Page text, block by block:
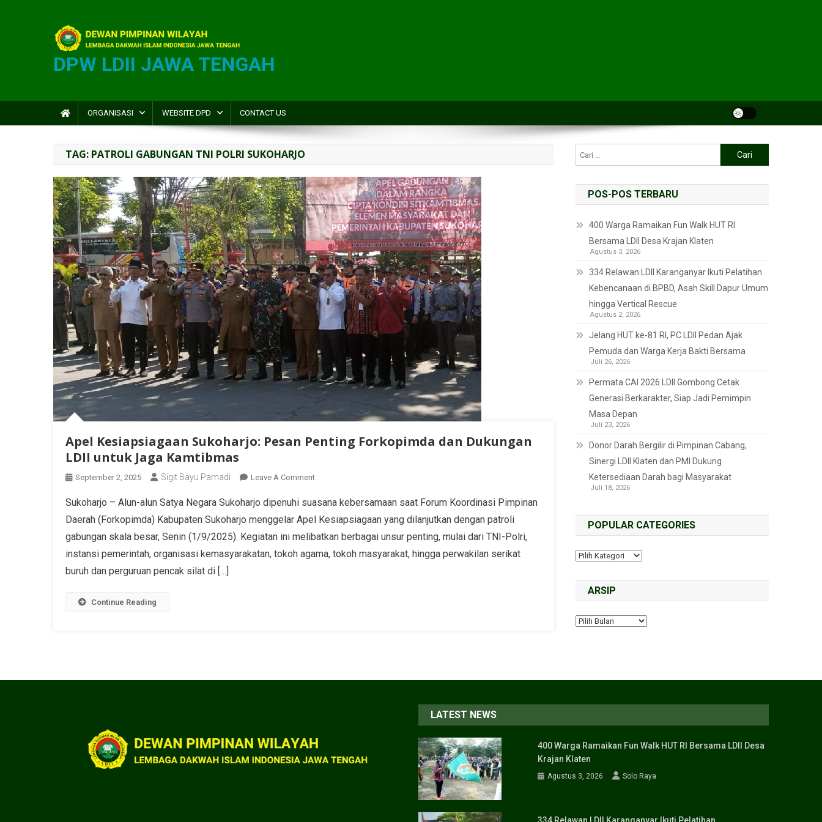
DPW LDII JAWA TENGAH
ORGANISASI WEBSITE DPD CONTACT US
TAG: PATROLI GABUNGAN TNI POLRI SUKOHARJO
Apel Kesiapsiagaan Sukoharjo: Pesan Penting Forkopimda dan Dukungan
LDII untuk Jaga Kamtibmas
September 2, 2025 Sigit Bayu Pamadi Leave A Comment
Sukoharjo – Alun-alun Satya Negara Sukoharjo dipenuhi suasana kebersamaan saat Forum Koordinasi Pimpinan
Daerah (Forkopimda) Kabupaten Sukoharjo menggelar Apel Kesiapsiagaan yang dilanjutkan dengan patroli
gabungan skala besar, Senin (1/9/2025). Kegiatan ini melibatkan berbagai unsur penting, mulai dari TNI-Polri,
instansi pemerintah, organisasi kemasyarakatan, tokoh agama, tokoh masyarakat, hingga perwakilan serikat
buruh dan perguruan pencak silat di […]
Continue Reading
POS-POS TERBARU
400 Warga Ramaikan Fun Walk HUT RI
Bersama LDII Desa Krajan Klaten
Agustus 3, 2026
334 Relawan LDII Karanganyar Ikuti Pelatihan
Kebencanaan di BPBD, Asah Skill Dapur Umum
hingga Vertical Rescue
Agustus 2, 2026
Jelang HUT ke-81 RI, PC LDII Pedan Ajak
Pemuda dan Warga Kerja Bakti Bersama
Juli 26, 2026
Permata CAI 2026 LDII Gombong Cetak
Generasi Berkarakter, Siap Jadi Pemimpin
Masa Depan
Juli 23, 2026
Donor Darah Bergilir di Pimpinan Cabang,
Sinergi LDII Klaten dan PMI Dukung
Ketersediaan Darah bagi Masyarakat
Juli 18, 2026
POPULAR CATEGORIES
ARSIP
LATEST NEWS
400 Warga Ramaikan Fun Walk HUT RI Bersama LDII Desa
Krajan Klaten
Agustus 3, 2026 Solo Raya